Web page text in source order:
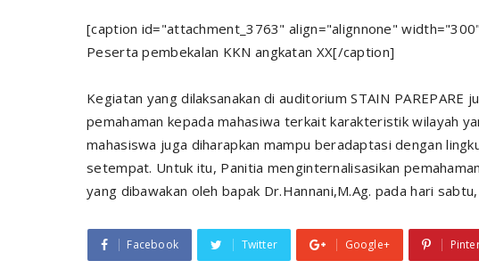
[caption id="attachment_3763" align="alignnone"
Peserta pembekalan KKN angkatan XX[/caption]
Kegiatan yang dilaksanakan di auditorium STAIN PAREPARE
pemahaman kepada mahasiwa terkait karakteristik wilayah
mahasiswa juga diharapkan mampu beradaptasi dengan
setempat. Untuk itu, Panitia menginternalisasikan
yang dibawakan oleh bapak Dr.Hannani,M.Ag. pada hari
Facebook Twitter Google+